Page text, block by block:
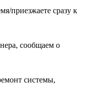
приезжаете сразу к
сообщаем о
системы,